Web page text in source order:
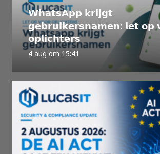
𝗪𝗵𝗮𝘁𝘀𝗔𝗽𝗽 𝗸𝗿𝗶𝗷𝗴𝘁
𝗴𝗲𝗯𝗿𝘂𝗶𝗸𝗲𝗿𝘀𝗻𝗮𝗺𝗲𝗻: 𝗹𝗲𝘁 𝗼𝗽
𝗼𝗽𝗹𝗶𝗰𝗵𝘁𝗲𝗿𝘀
4 aug om 15:41